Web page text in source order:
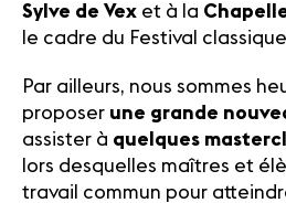
Sylve de Vex et à la
le cadre du Festival
Par ailleurs, nous sommes
proposer une grande
assister à quelques
lors desquelles maîtres et
travail commun pour